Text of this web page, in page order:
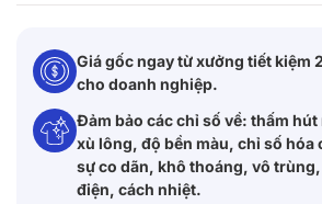
Giá gốc ngay từ xưởng tiết kiệm
cho doanh nghiệp.
Đảm bảo các chỉ số về: thấm
xù lông, độ bền màu, chỉ số hóa
sự co dãn, khô thoáng, vô
điện, cách nhiệt.